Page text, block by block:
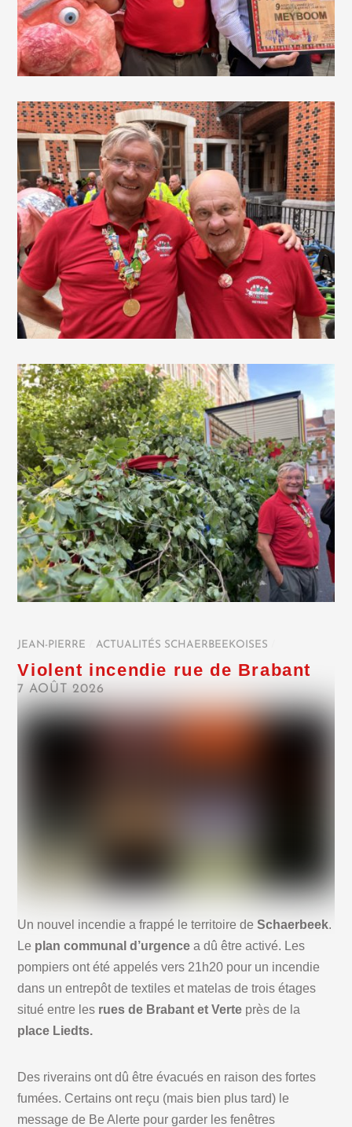
JEAN-PIERRE ACTUALITÉS SCHAERBEEKOISES
Violent incendie rue de Brabant
7 AOÛT 2026
Un nouvel incendie a frappé le territoire deSchaerbeek.
Le plan communal d’urgence a dû être activé. Les
pompiers ont été appelés vers 21h20 pour un incendie
dans un entrepôt de textiles et matelas de trois étages
situé entre les rues de Brabant et Verte près de la
place Liedts.
Des riverains ont dû être évacués en raison des fortes
fumées. Certains ont reçu (mais bien plus tard) le
message de Be Alerte pour garder les fenêtres